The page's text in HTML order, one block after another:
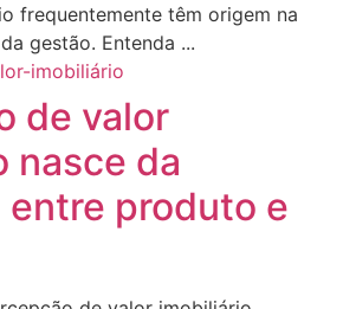
frequentemente têm origem na
gestão. Entenda ...
de valor
nasce da
entre produto e